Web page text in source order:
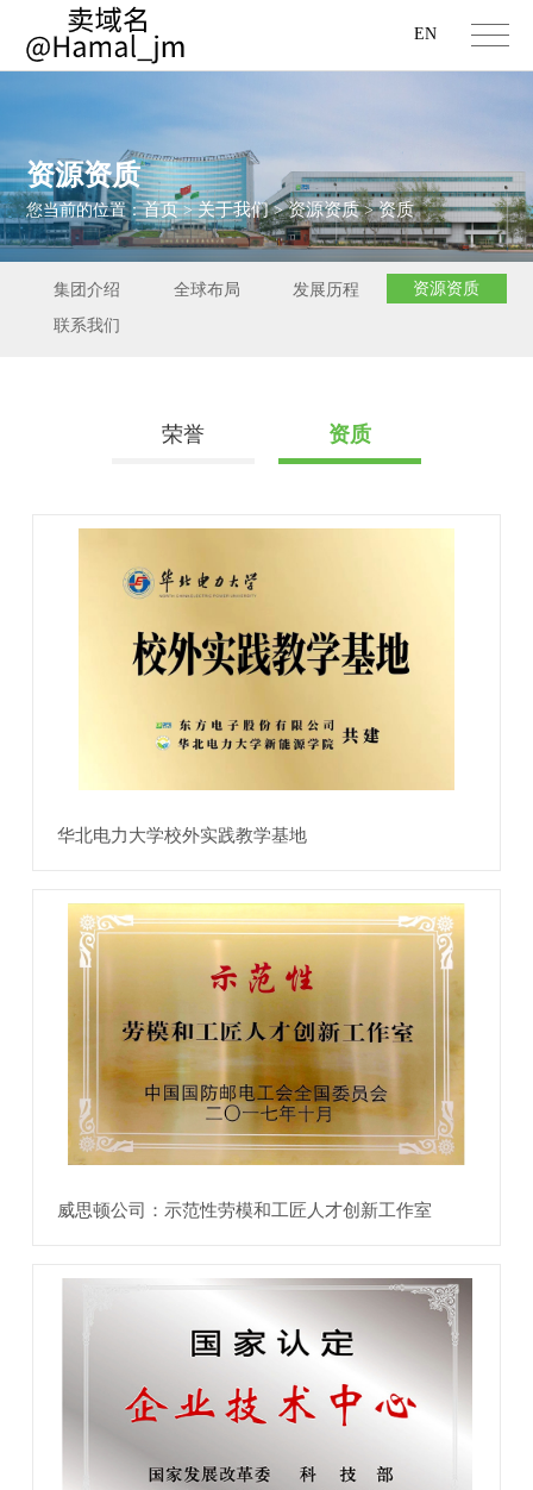
EN
资源资质
您当前的位置：首页>关于我们>资源资质>资质
集团介绍 全球布局 发展历程 资源资质
联系我们
荣誉 资质
华北电力大学校外实践教学基地
威思顿公司：示范性劳模和工匠人才创新工作室